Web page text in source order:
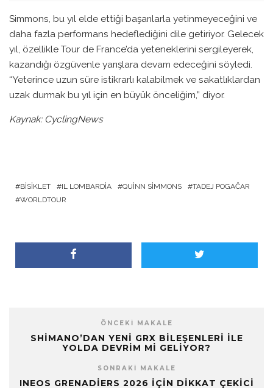
Simmons, bu yıl elde ettiği başarılarla yetinmeyeceğini ve
daha fazla performans hedeflediğini dile getiriyor. Gelecek
yıl, özellikle Tour de France’da yeteneklerini sergileyerek,
kazandığı özgüvenle yarışlara devam edeceğini söyledi.
“Yeterince uzun süre istikrarlı kalabilmek ve sakatlıklardan
uzak durmak bu yıl için en büyük önceliğim,” diyor.
Kaynak: CyclingNews
BISIKLET IL LOMBARDIA QUINN SIMMONS
TADEJ POGAČAR
WORLDTOUR
ÖNCEKI MAKALE
SHIMANO’DAN YENI GRX BILEŞENLERI ILE
YOLDA DEVRIM MI GELIYOR?
SONRAKI MAKALE
INEOS GRENADIERS 2026 IÇIN DIKKAT ÇEKICI